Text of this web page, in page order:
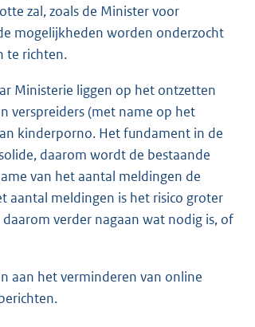
zal, zoals de Minister voor
mogelijkheden worden onderzocht
te richten.
Ministerie liggen op het ontzetten
verspreiders (met name op het
kinderporno. Het fundament in de
daarom wordt de bestaande
van het aantal meldingen de
aantal meldingen is het risico groter
verder nagaan wat nodig is, of
aan het verminderen van online